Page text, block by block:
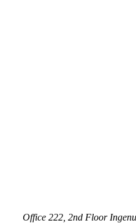
Office 222, 2nd Floor